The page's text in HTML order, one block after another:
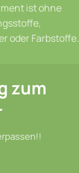
ist ohne
oder Farbstoffe.
zum